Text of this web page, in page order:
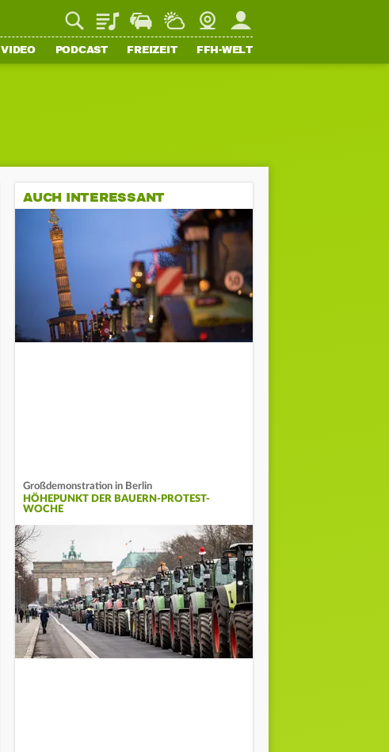
PlaylistStaupilotWetterWebcamMein FFH
VIDEO PODCAST FREIZEIT FFH-WELT
AUCH INTERESSANT
Großdemonstration in Berlin
HÖHEPUNKT DER BAUERN-PROTEST-
WOCHE